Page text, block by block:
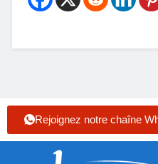
Rejoignez notre chaîne